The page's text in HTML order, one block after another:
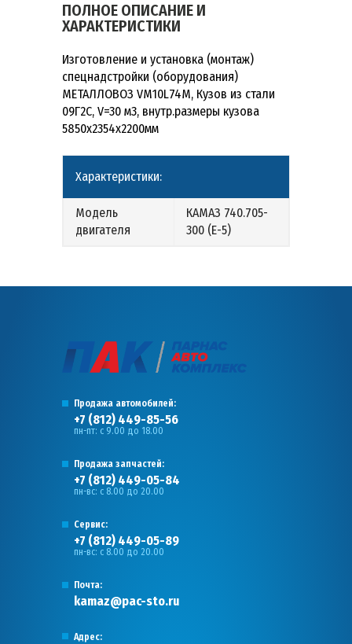
ПОЛНОЕ ОПИСАНИЕ И
ХАРАКТЕРИСТИКИ
Изготовление и установка (монтаж)
спецнадстройки (оборудования)
МЕТАЛЛОВОЗ VM10L74M, Кузов из стали
09Г2С, V=30 м3, внутр.размеры кузова
5850х2354х2200мм
Характеристики:
Модель
двигателя
КАМАЗ 740.705-
300 (Е-5)
Продажа автомобилей:
+7 (812) 449-85-56
пн-пт: с 9.00 до 18.00
Продажа запчастей:
+7 (812) 449-05-84
пн-вс: с 8.00 до 20.00
Сервис:
+7 (812) 449-05-89
пн-вс: с 8.00 до 20.00
Почта:
kamaz@pac-sto.ru
Адрес: